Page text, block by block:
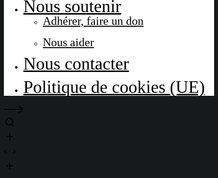
Nous soutenir
Adhérer, faire un don
Nous aider
Nous contacter
Politique de cookies (UE)